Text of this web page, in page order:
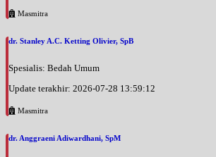
Masmitra
dr. Stanley A.C. Ketting Olivier, SpB
Spesialis: Bedah Umum
Update terakhir: 2026-07-28 13:59:12
Masmitra
dr. Anggraeni Adiwardhani, SpM